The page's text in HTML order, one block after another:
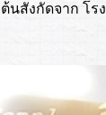
ต้นสังกัดจาก โร